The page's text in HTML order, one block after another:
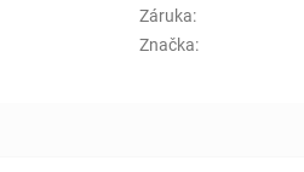
Záruka:
Značka: